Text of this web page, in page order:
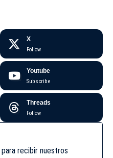
X
Follow
Youtube
Subscribe
Threads
Follow
recibir nuestros